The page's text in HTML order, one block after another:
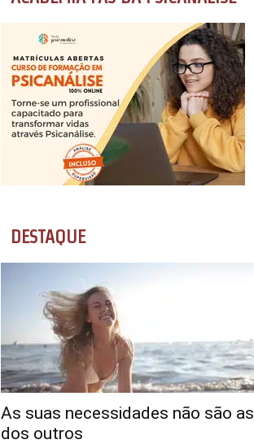
DESTAQUE
As suas necessidades não são as
dos outros